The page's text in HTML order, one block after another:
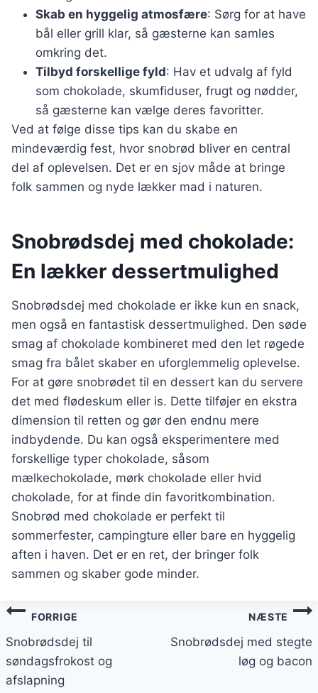
Skab en hyggelig atmosfære: Sørg for at have
bål eller grill klar, så gæsterne kan samles
omkring det.
Tilbyd forskellige fyld: Hav et udvalg af fyld
som chokolade, skumfiduser, frugt og nødder,
så gæsterne kan vælge deres favoritter.
Ved at følge disse tips kan du skabe en
mindeværdig fest, hvor snobrød bliver en central
del af oplevelsen. Det er en sjov måde at bringe
folk sammen og nyde lækker mad i naturen.
Snobrødsdej med chokolade:
En lækker dessertmulighed
Snobrødsdej med chokolade er ikke kun en snack,
men også en fantastisk dessertmulighed. Den søde
smag af chokolade kombineret med den let røgede
smag fra bålet skaber en uforglemmelig oplevelse.
For at gøre snobrødet til en dessert kan du servere
det med flødeskum eller is. Dette tilføjer en ekstra
dimension til retten og gør den endnu mere
indbydende. Du kan også eksperimentere med
forskellige typer chokolade, såsom
mælkechokolade, mørk chokolade eller hvid
chokolade, for at finde din favoritkombination.
Snobrød med chokolade er perfekt til
sommerfester, campingture eller bare en hyggelig
aften i haven. Det er en ret, der bringer folk
sammen og skaber gode minder.
Indlægsnavigation
FORRIGE
Snobrødsdej til
søndagsfrokost og
afslapning
NÆSTE
Snobrødsdej med stegte
løg og bacon